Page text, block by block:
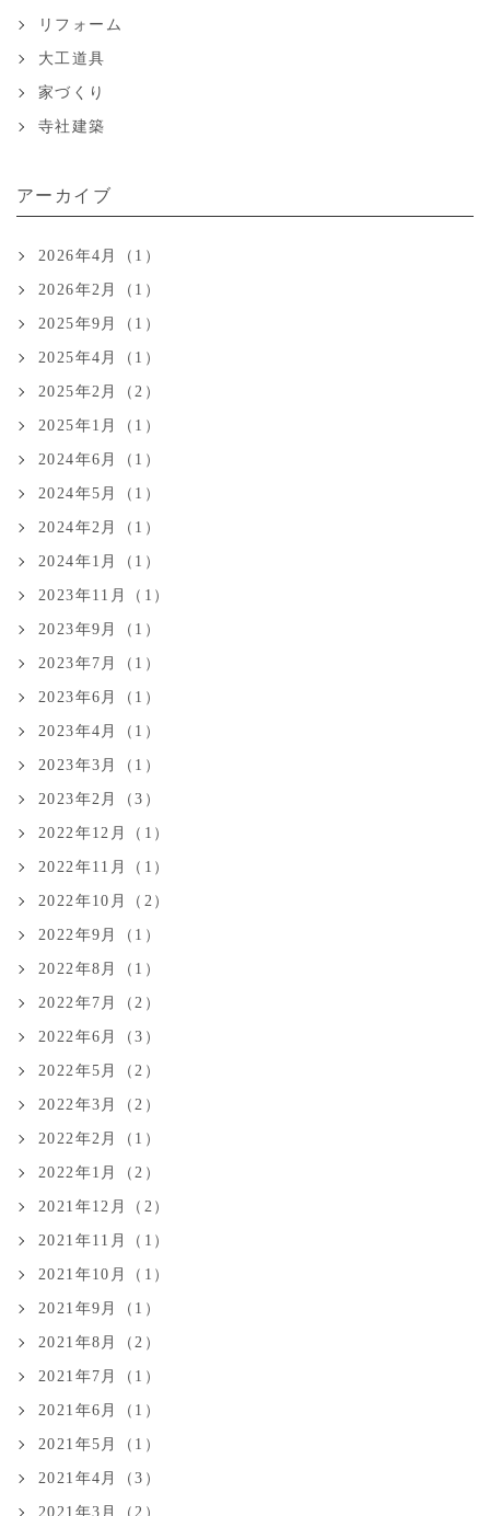
リフォーム
大工道具
家づくり
寺社建築
アーカイブ
2026年4月（1）
2026年2月（1）
2025年9月（1）
2025年4月（1）
2025年2月（2）
2025年1月（1）
2024年6月（1）
2024年5月（1）
2024年2月（1）
2024年1月（1）
2023年11月（1）
2023年9月（1）
2023年7月（1）
2023年6月（1）
2023年4月（1）
2023年3月（1）
2023年2月（3）
2022年12月（1）
2022年11月（1）
2022年10月（2）
2022年9月（1）
2022年8月（1）
2022年7月（2）
2022年6月（3）
2022年5月（2）
2022年3月（2）
2022年2月（1）
2022年1月（2）
2021年12月（2）
2021年11月（1）
2021年10月（1）
2021年9月（1）
2021年8月（2）
2021年7月（1）
2021年6月（1）
2021年5月（1）
2021年4月（3）
2021年3月（2）